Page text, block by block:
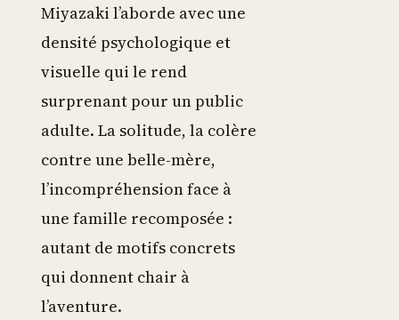
Miyazaki l’aborde avec une
densité psychologique et
visuelle qui le rend
surprenant pour un public
adulte. La solitude, la colère
contre une belle-mère,
l’incompréhension face à
une famille recomposée :
autant de motifs concrets
qui donnent chair à
l’aventure.